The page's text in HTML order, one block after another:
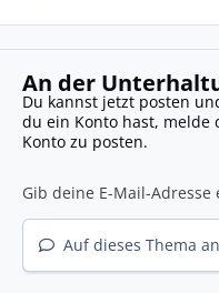
An der
Du kannst jetzt posten
du ein Konto hast, melde
Konto zu posten.
Auf dieses Thema